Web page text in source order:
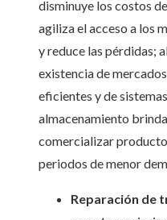
disminuye los costos
agiliza el acceso a los
y reduce las pérdidas;
existencia de
eficientes y de
almacenamiento
comercializar
periodos de menor
Reparación de